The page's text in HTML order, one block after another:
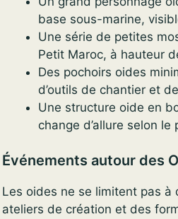
base sous-marine,
Une série de petites
Petit Maroc, à hauteur
Des pochoirs oides
d’outils de chantier et
Une structure oide en
change d’allure selon le
Événements autour des
Les oides ne se limitent pas
ateliers de création et des